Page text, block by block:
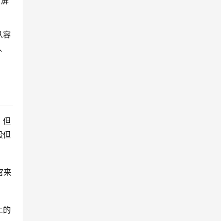
容
但
但
来
的